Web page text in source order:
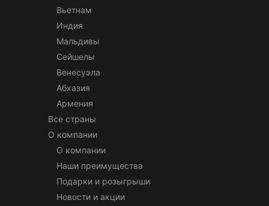
Вьетнам
Индия
Мальдивы
Сейшелы
Венесуэла
Абхазия
Армения
Все страны
О компании
О компании
Наши преимущества
Подарки и розыгрыши
Новости и акции